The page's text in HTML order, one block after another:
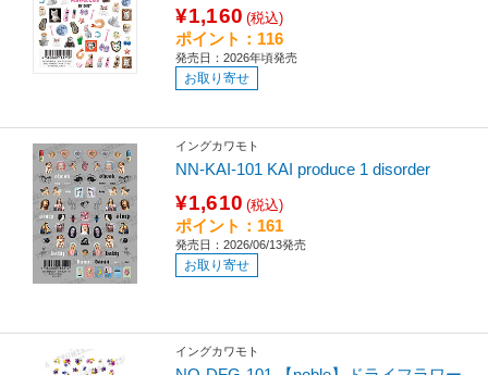
¥1,160 (税込)
ポイント：116
発売日：2026年頃発売
お取り寄せ
イングカワモト
NN-KAI-101 KAI produce 1 disorder
¥1,610 (税込)
ポイント：161
発売日：2026/06/13発売
お取り寄せ
イングカワモト